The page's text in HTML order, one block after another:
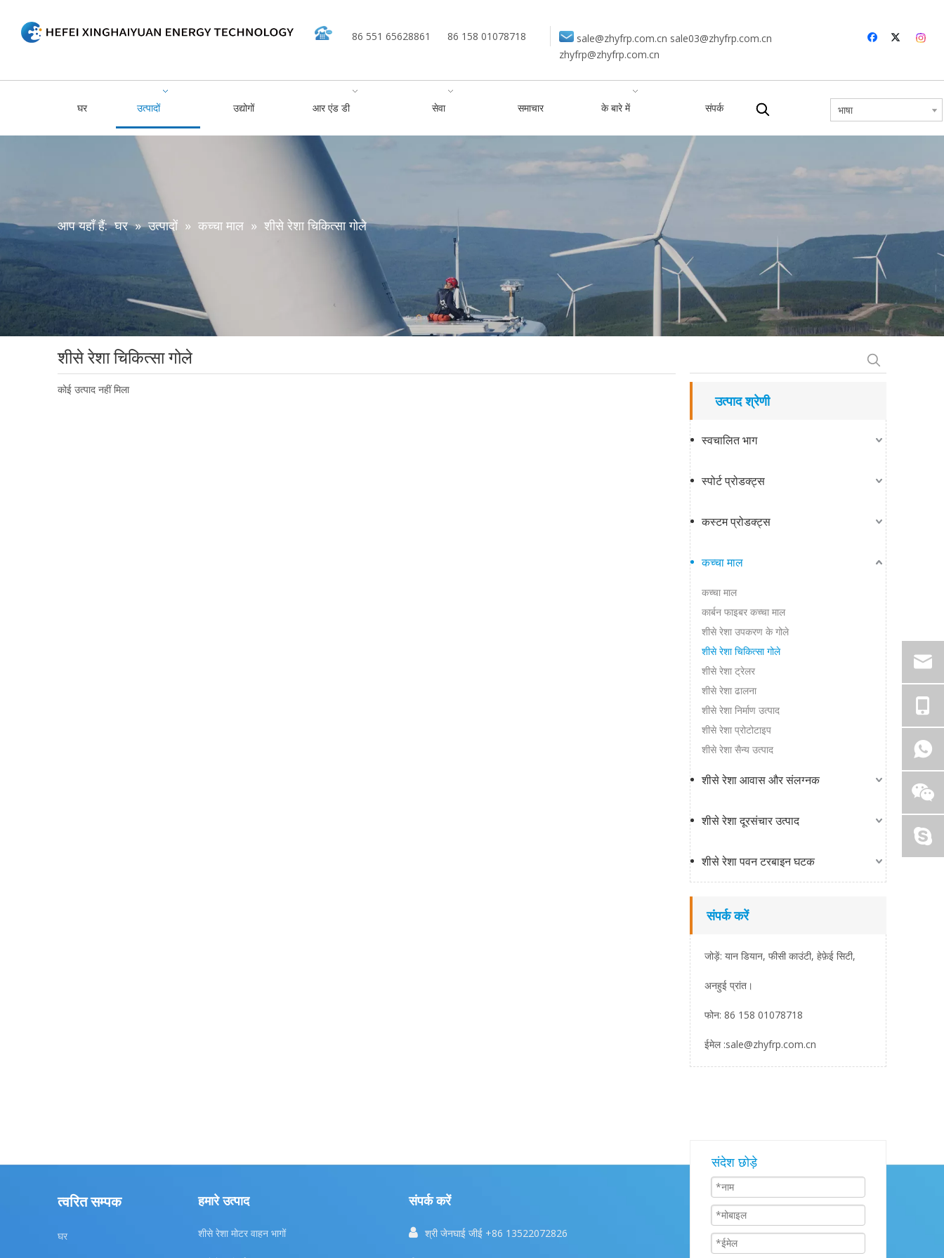
86 551 65628861 86 158 01078718 sale@zhyfrp.com.cn sale03@zhyfrp.com.cn
zhyfrp@zhyfrp.com.cn
घर उत्पादों उद्योगों आर एंड डी सेवा समाचार के बारे में संपर्क भाषा
आप यहाँ हैं: घर » उत्पादों » कच्चा माल » शीसे रेशा चिकित्सा गोले
शीसे रेशा चिकित्सा गोले
कोई उत्पाद नहीं मिला
उत्पाद श्रेणी
स्वचालित भाग
स्पोर्ट प्रोडक्ट्स
कस्टम प्रोडक्ट्स
कच्चा माल
कच्चा माल
कार्बन फाइबर कच्चा माल
शीसे रेशा उपकरण के गोले
शीसे रेशा चिकित्सा गोले
शीसे रेशा ट्रेलर
शीसे रेशा ढालना
शीसे रेशा निर्माण उत्पाद
शीसे रेशा प्रोटोटाइप
शीसे रेशा सैन्य उत्पाद
शीसे रेशा आवास और संलग्नक
शीसे रेशा दूरसंचार उत्पाद
शीसे रेशा पवन टरबाइन घटक
संपर्क करें
जोड़ें: यान डियान, फीसी काउंटी, हेफ़ेई सिटी,
अनहुई प्रांत।
फोन: 86 158 01078718
ईमेल :sale@zhyfrp.com.cn
त्वरित सम्पक
घर
हमारे उत्पाद
शीसे रेशा मोटर वाहन भागों
संपर्क करें
 श्री जेनघाई जीई +86 13522072826
संदेश छोड़े